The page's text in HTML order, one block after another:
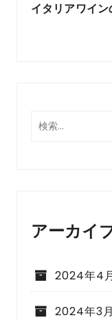
イタリアワイ
アーカイ
2024年4
2024年3月